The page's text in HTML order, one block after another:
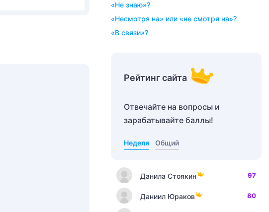
«не знаю»?
«несмотря на» или «не смотря на»?
«в связи»?
Рейтинг сайта
Отвечайте на вопросы и
зарабатывайте баллы!
Неделя Общий
Данила Стоякин 97
Даниил Юраков 80